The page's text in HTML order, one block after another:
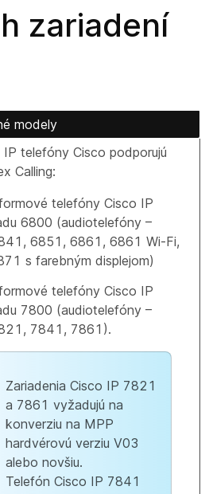
zariadení
modely
IP telefóny Cisco podporujú
Calling:
telefóny Cisco IP
6800 (audiotelefóny –
6851, 6861, 6861 Wi-Fi,
s farebným displejom)
telefóny Cisco IP
7800 (audiotelefóny –
7841, 7861).
Zariadenia Cisco IP 7821
a 7861 vyžadujú na
konverziu na MPP
hardvérovú verziu V03
alebo novšiu.
Telefón Cisco IP 7841